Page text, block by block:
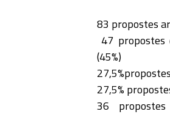
83 propostes
47 propostes
(45%)
27,5%
36